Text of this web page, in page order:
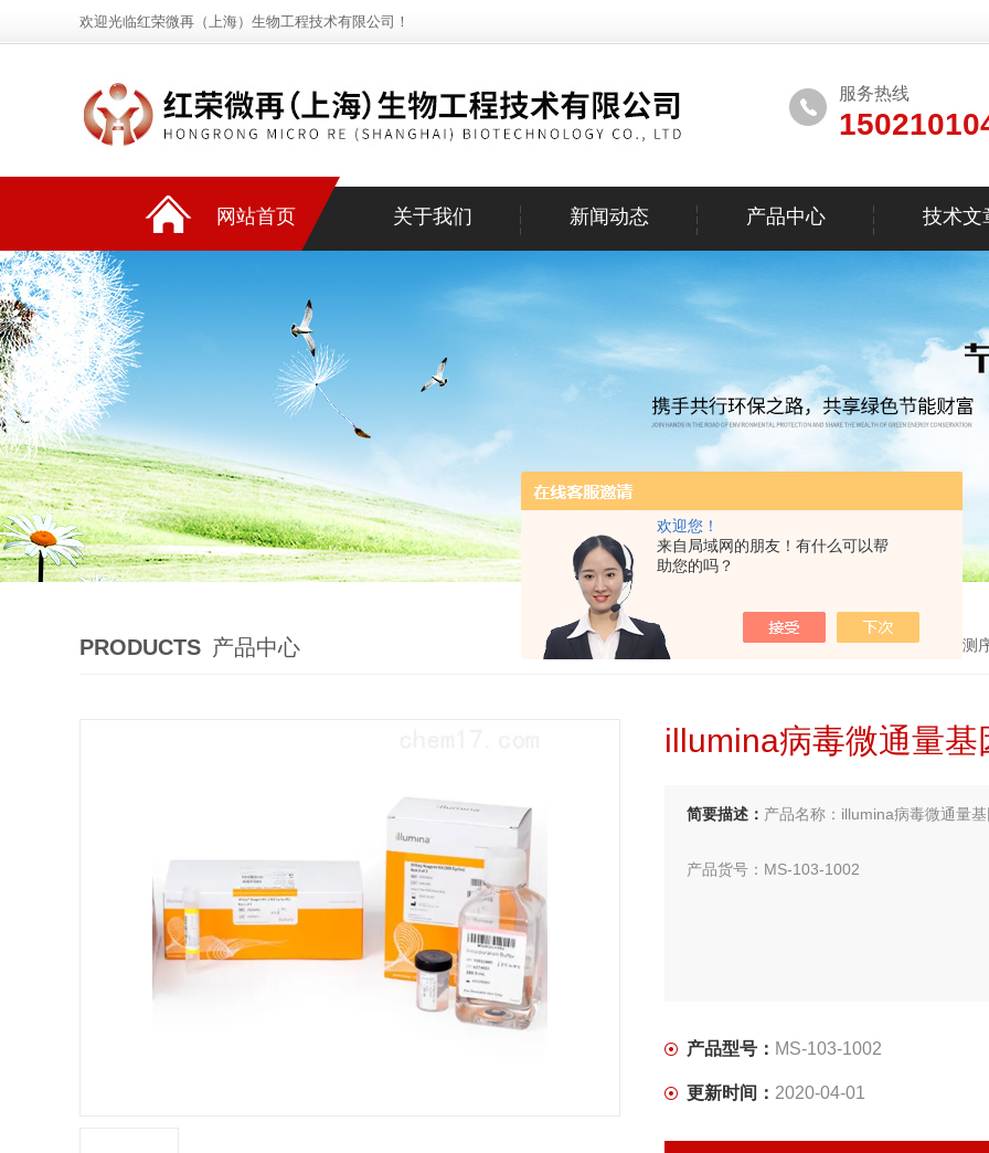
欢迎您！
来自局域网的朋友！有什么可以帮
助您的吗？
欢迎光临红荣微再（上海）生物工程技术有限公司！
服务热线
网站首页 关于我们 新闻动态 产品中心 技术文
PRODUCTS 产品中心 产品中心>检测试剂>illumina基因测
illumina病毒微通量
简要描述： 产品名称：illumina病毒微通量
产品货号：MS-103-1002
更多生物试剂 就在华雅思创—【华雅思创为
产品型号： MS-103-1002
更新时间： 2020-04-01